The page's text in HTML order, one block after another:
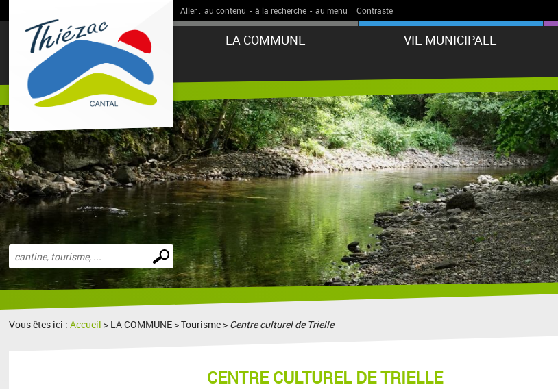
Aller : au contenu - à la recherche - au menu | Contraste
LA COMMUNE VIE MUNICIPALE
Effectuer
une
Vous êtes ici :Accueil > LA COMMUNE > Tourisme > Centre culturel de Trielle
CENTRE CULTUREL DE TRIELLE